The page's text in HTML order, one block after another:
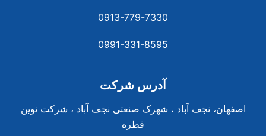
0913-779-7330
0991-331-8595
آدرس شرکت
اصفهان، نجف آباد ، شهرک صنعتی نجف آباد ، شرکت نوین
قطره